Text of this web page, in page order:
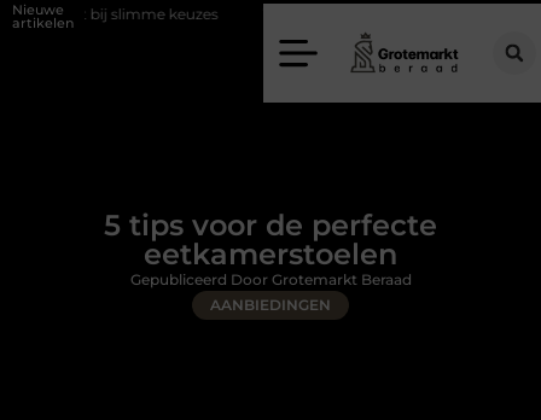
Nieuwe
artikelen
keuzes Waarom kiezen voor een rijschool in Utrecht?
5 tips voor de perfecte
eetkamerstoelen
AANBIEDINGEN
Gepubliceerd Door Grotemarkt Beraad